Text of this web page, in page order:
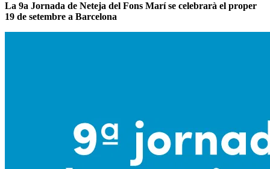
La 9a Jornada de Neteja del Fons Marí se celebrarà el proper
19 de setembre a Barcelona